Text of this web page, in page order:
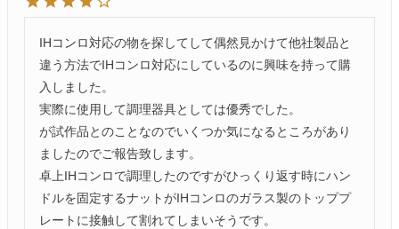
IHコンロ対応の物を探してして偶然見かけて他社製品と
違う方法でIHコンロ対応にしているのに興味を持って購
入しました。
実際に使用して調理器具としては優秀でした。
が試作品とのことなのでいくつか気になるところがあり
ましたのでご報告致します。
卓上IHコンロで調理したのですがひっくり返す時にハン
ドルを固定するナットがIHコンロのガラス製のトッププ
レートに接触して割れてしまいそうです。